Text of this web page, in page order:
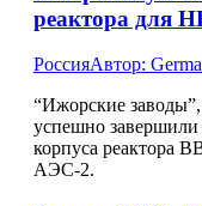
реактора для
РоссияАвтор:
“Ижорские
успешно завершили
корпуса реактора
АЭС-2.